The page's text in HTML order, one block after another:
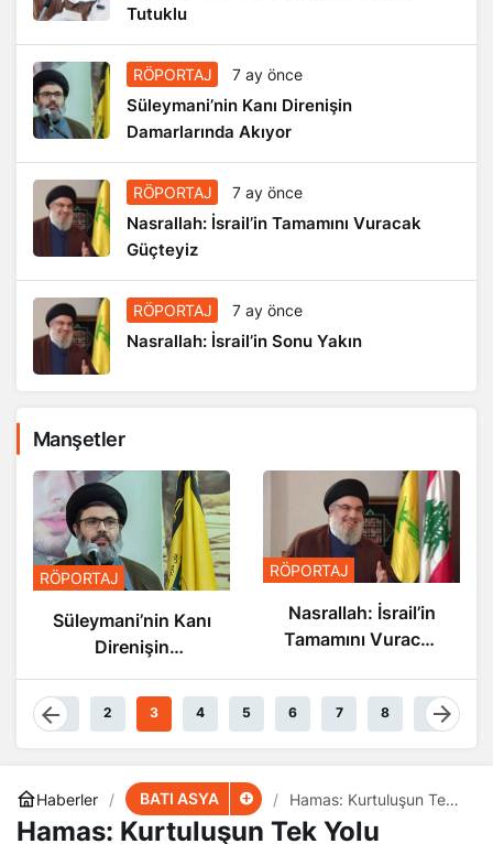
Tutuklu
RÖPORTAJ 7 ay önce
Süleymani’nin Kanı Direnişin
Damarlarında Akıyor
RÖPORTAJ 7 ay önce
Nasrallah: İsrail’in Tamamını Vuracak
Güçteyiz
RÖPORTAJ 7 ay önce
Nasrallah: İsrail’in Sonu Yakın
Manşetler
Kanı
Direnişin
Damarlarında
Akıyor
RÖPORTAJ
Nasrallah: İsrail’in
Tamamını Vuracak
1 2 3 4 5 6 7 8 9
Haberler BATI ASYA
Hamas: Kurtuluşun Tek
Yolu Direniştir
Hamas: Kurtuluşun Tek Yolu